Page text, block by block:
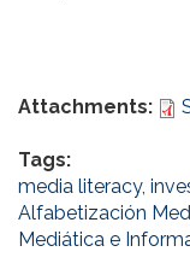
Attachments:
Tags:
media literacy,
Alfabetización
Mediática e